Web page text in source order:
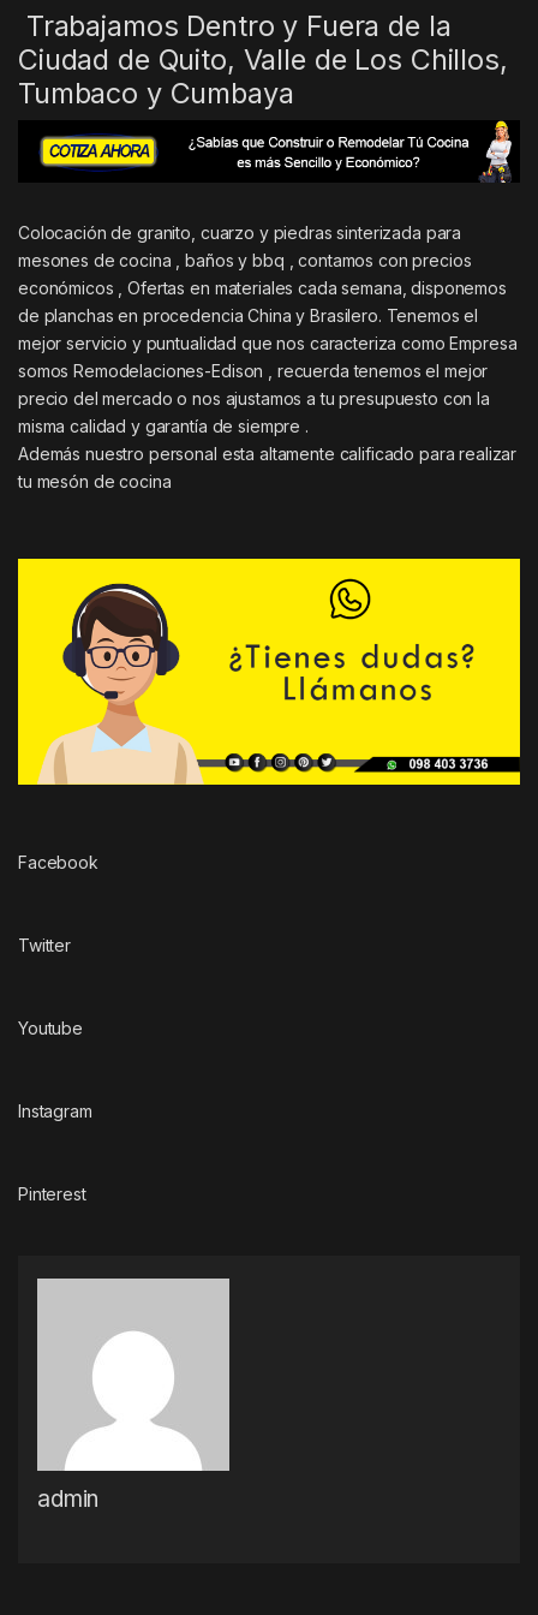
Trabajamos Dentro y Fuera de la
Ciudad de Quito, Valle de Los Chillos,
Tumbaco y Cumbaya
Colocación de granito, cuarzo y piedras sinterizada para
mesones de cocina , baños y bbq , contamos con precios
económicos , Ofertas en materiales cada semana, disponemos
de planchas en procedencia China y Brasilero. Tenemos el
mejor servicio y puntualidad que nos caracteriza como Empresa
somos Remodelaciones-Edison , recuerda tenemos el mejor
precio del mercado o nos ajustamos a tu presupuesto con la
misma calidad y garantía de siempre .
Además nuestro personal esta altamente calificado para realizar
tu mesón de cocina
Facebook
Twitter
Youtube
Instagram
Pinterest
admin